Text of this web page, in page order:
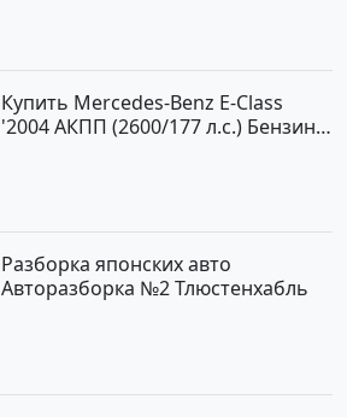
Купить Mercedes-Benz E-Class
'2004 АКПП (2600/177 л.с.) Бензин
Разборка японских авто
Авторазборка №2 Тлюстенхабль